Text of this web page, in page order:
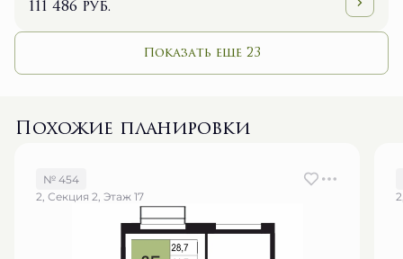
111 486 руб.
Показать еще 23
Похожие планировки
№ 454
2, Секция 2, Этаж 17